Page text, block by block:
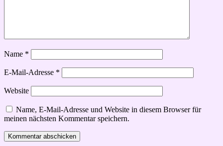
Name *
E-Mail-Adresse *
Website
Name, E-Mail-Adresse und Website in diesem Browser für
meinen nächsten Kommentar speichern.